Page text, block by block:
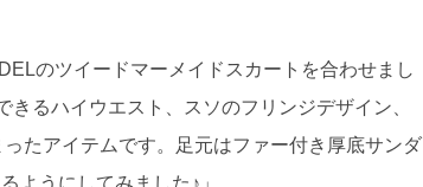
のツイードマーメイドスカートを合わせまし
るハイウエスト、スソのフリンジデザイン、
たアイテムです。足元はファー付き厚底サンダ
ようにしてみました♪」